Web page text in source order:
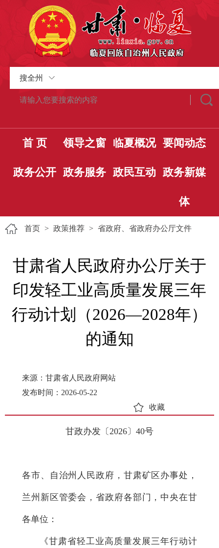
搜全州
首 页 领导之窗 临夏概况 要闻动态
政务公开 政务服务 政民互动 政务新媒
体
首页 > 政策推荐 > 省政府、省政府办公厅文件
甘肃省人民政府办公厅关于
印发轻工业高质量发展三年
行动计划（2026—2028年）
的通知
来源：甘肃省人民政府网站
发布时间：2026-05-22
收藏
甘政办发〔2026〕40号
各市、自治州人民政府，甘肃矿区办事处，
兰州新区管委会，省政府各部门，中央在甘
各单位：
《甘肃省轻工业高质量发展三年行动计